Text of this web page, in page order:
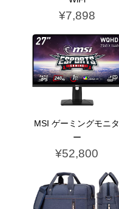
¥7,898
MSI ゲーミングモニタ
ー
¥52,800